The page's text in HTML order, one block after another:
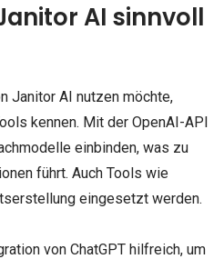
AI sinnvoll
Janitor AI nutzen möchte,
kennen. Mit der OpenAI-API
einbinden, was zu
führt. Auch Tools wie
eingesetzt werden.
von ChatGPT hilfreich, um